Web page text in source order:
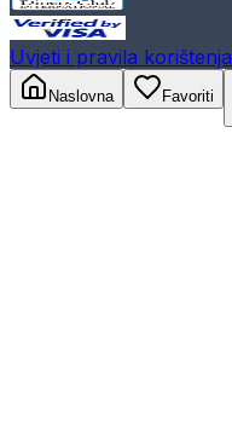
Uvjeti i pravila korištenja
Naslovna
Favoriti